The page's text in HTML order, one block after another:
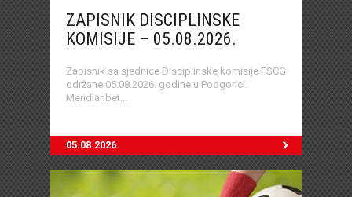
ZAPISNIK DISCIPLINSKE
KOMISIJE – 05.08.2026.
Zapisnik sa sjednice Disciplinske komisije FSCG
održane 05.08.2026. godine u Podgorici.
Meridianbet...
05.08.2026.